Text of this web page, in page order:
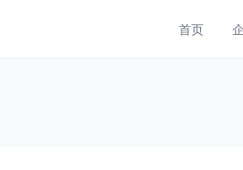
首页